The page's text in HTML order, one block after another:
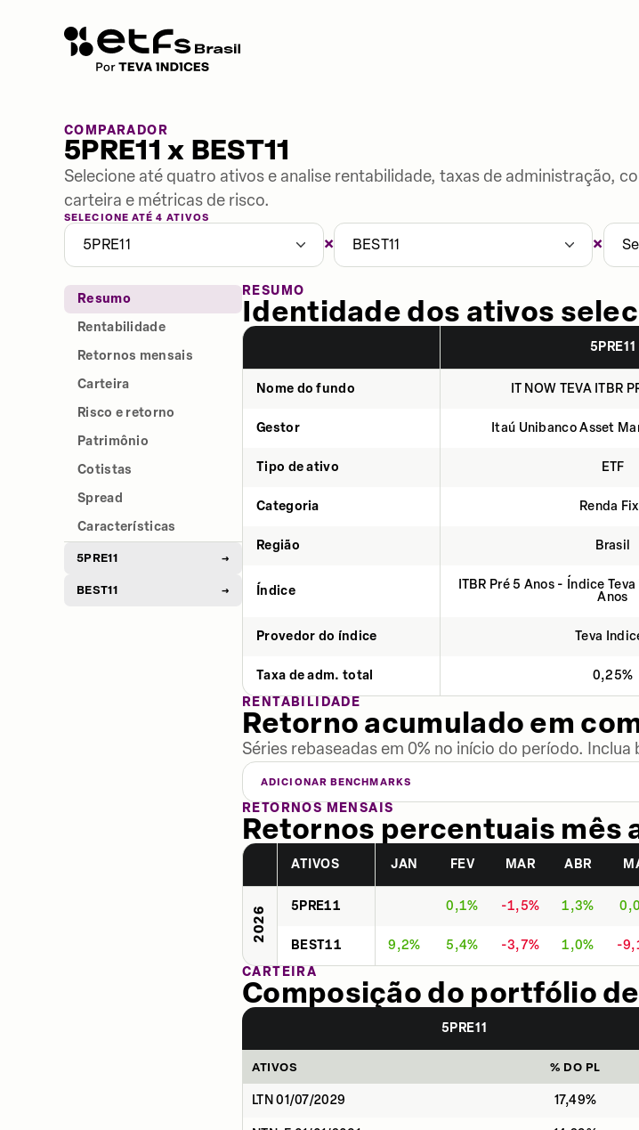
COMPARADOR
5PRE11 x BEST11
Selecione até quatro ativos e analise rentabilidade, taxas de administração,
carteira e métricas de risco.
SELECIONE ATÉ 4 ATIVOS
5PRE11 × BEST11 ×
Resumo
Rentabilidade
Retornos mensais
Carteira
Risco e retorno
Patrimônio
Cotistas
Spread
Características
5PRE11 →
BEST11 →
RESUMO
Identidade dos ativos
5PRE11
Nome do fundo IT NOW TEVA ITBR
Gestor Itaú Unibanco Asset
Tipo de ativo ETF
Categoria Renda
Região Brasil
Índice
ITBR Pré 5 Anos - Índice
Anos
Provedor do índice Teva
Taxa de adm. total 0,25%
RENTABILIDADE
Retorno acumulado em
Séries rebaseadas em 0% no início do período.
ADICIONAR BENCHMARKS
RETORNOS MENSAIS
Retornos percentuais mês
ATIVOS JAN FEV MAR ABR
2026 5PRE11 0,1% -1,5% 1,3%
BEST11 9,2% 5,4% -3,7% 1,0% -
CARTEIRA
Composição do portfólio
5PRE11
ATIVOS % DO PL
LTN 01/07/2029 17,49%